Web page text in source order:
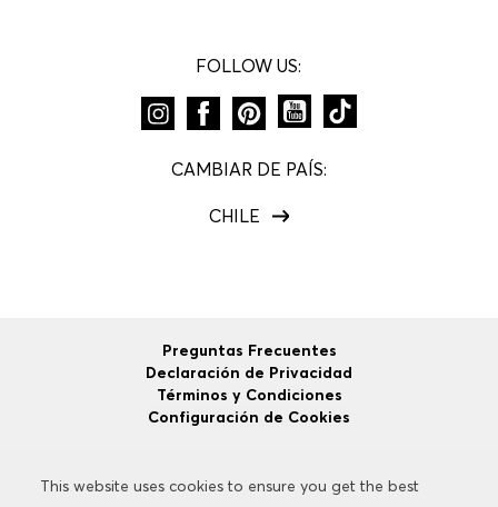
This website uses cookies to ensure you get the best
This website uses cookies to ensure you get the best
FOLLOW US:
CAMBIAR DE PAÍS:
CHILE
Preguntas Frecuentes
Declaración de Privacidad
Términos y Condiciones
Configuración de Cookies